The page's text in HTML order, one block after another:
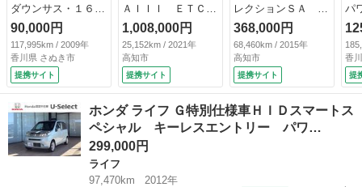
ダウンサス・１６イ
ンチアルミホイー
ル キーレスエント
リー ＨＩＤ ベン
チシート 盗難防止
システム （検9.1）
90,000円
117,995km / 2009年
香川県 さぬき市
提携サイト
ＡＩＩＩ ＥＴＣ
バックカメラ ナ
ビ ＴＶ クリアラ
ンスソナー 衝突被
害軽減システム オ
ートマチックハイビ
ーム オートライ
ト ＬＥＤヘッドラ
ンプ スマートキ
ー アイドリングス
付）
1,008,000円
25,152km / 2021年
高知市
提携サイト
レクションＳＡ 禁
煙車 スマートアシ
スト 純正１４イン
チアルミ キーレ
ス 電動格納ミラ
ー エアコン ヘッ
ドライトレベライザ
ー 横滑防止装置
アイドリングストッ
368,000円
68,460km / 2015年
高知市
提携サイト
パ
ア
キ
ン
香
提
ホンダ ライフ Ｇ特別仕様車ＨＩＤスマートス
ペシャル キーレスエントリー パワ…
299,000円
ライフ
97,470km
2012年